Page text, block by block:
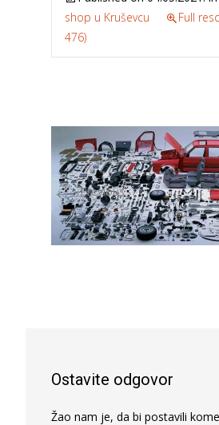
shop u Kruševcu
Full
476)
←Previous
Ostavite odgovor
Žao nam je, da bi postavili